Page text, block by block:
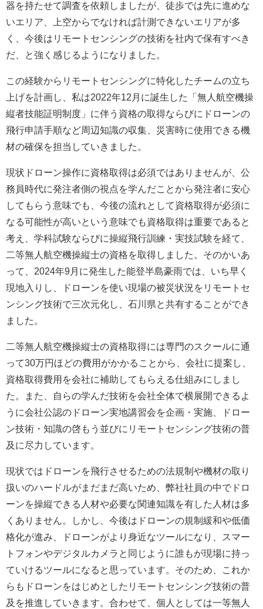
器を持たせて調査を依頼しましたが、徒歩では先に進めな
いエリア、上空からでなければ計測できないエリアが多
く、今後はリモートセンシングの技術を社内で保有すべき
だ、と強く感じるようになりました。
この経験からリモートセンシングに特化したチームの立ち
上げを計画し、私は2022年12月に誕生した「無人航空機操
縦者技能証明制度」に伴う資格の取得ならびにドローンの
飛行申請手順など周辺知識の収集、災害時に使用できる機
材の確保を担当していきました。
現状ドローン操作に資格取得は必須ではありませんが、公
務員時代に発注者側の視点を学んだことから発注者に安心
してもらう意味でも、今後の流れとして資格取得が必須に
なる可能性が高いという意味でも資格取得は重要であると
考え、学科試験ならびに操縦飛行訓練・実技試験を経て、
二等無人航空機操縦士の資格を取得しました。そのかいあ
って、2024年9月に発生した能登半島豪雨では、いち早く
現地入りし、ドローンを使い現場の被災状況をリモートセ
ンシング技術で三次元化し、石川県と共有することができ
ました。
二等無人航空機操縦士の資格取得には専門のスクールに通
って30万円ほどの費用がかかることから、会社に提案し、
資格取得費用を会社に補助してもらえる仕組みにしまし
た。また、自らの学んだ技術を会社全体で横展開できるよ
うに会社公認のドローン実地講習会を企画・実施、ドロー
ン技術・知識の啓もう並びにリモートセンシング技術の普
及に尽力しています。
現状ではドローンを飛行させるための法規制や機材の取り
扱いのハードルがまだまだ高いため、弊社社員の中でドロ
ーンを操縦できる人材や必要な関連知識を有した人材は多
くありません。しかし、今後はドローンの規制緩和や低価
格化が進み、ドローンがより身近なツールになり、スマー
トフォンやデジタルカメラと同じように誰もが現場に持っ
ていけるツールになると思っています。そのため、これか
らもドローンをはじめとしたリモートセンシング技術の普
及を推進していきます。合わせて、個人としては一等無人